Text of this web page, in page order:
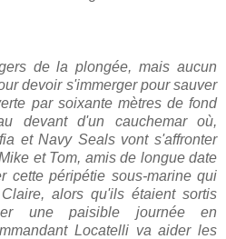
de la plongée, mais aucun
devoir s'immerger pour sauver
par soixante mètres de fond
devant d'un cauchemar où,
et Navy Seals vont s'affronter
et Tom, amis de longue date
cette péripétie sous-marine qui
alors qu'ils étaient sortis
une paisible journée en
Locatelli va aider les